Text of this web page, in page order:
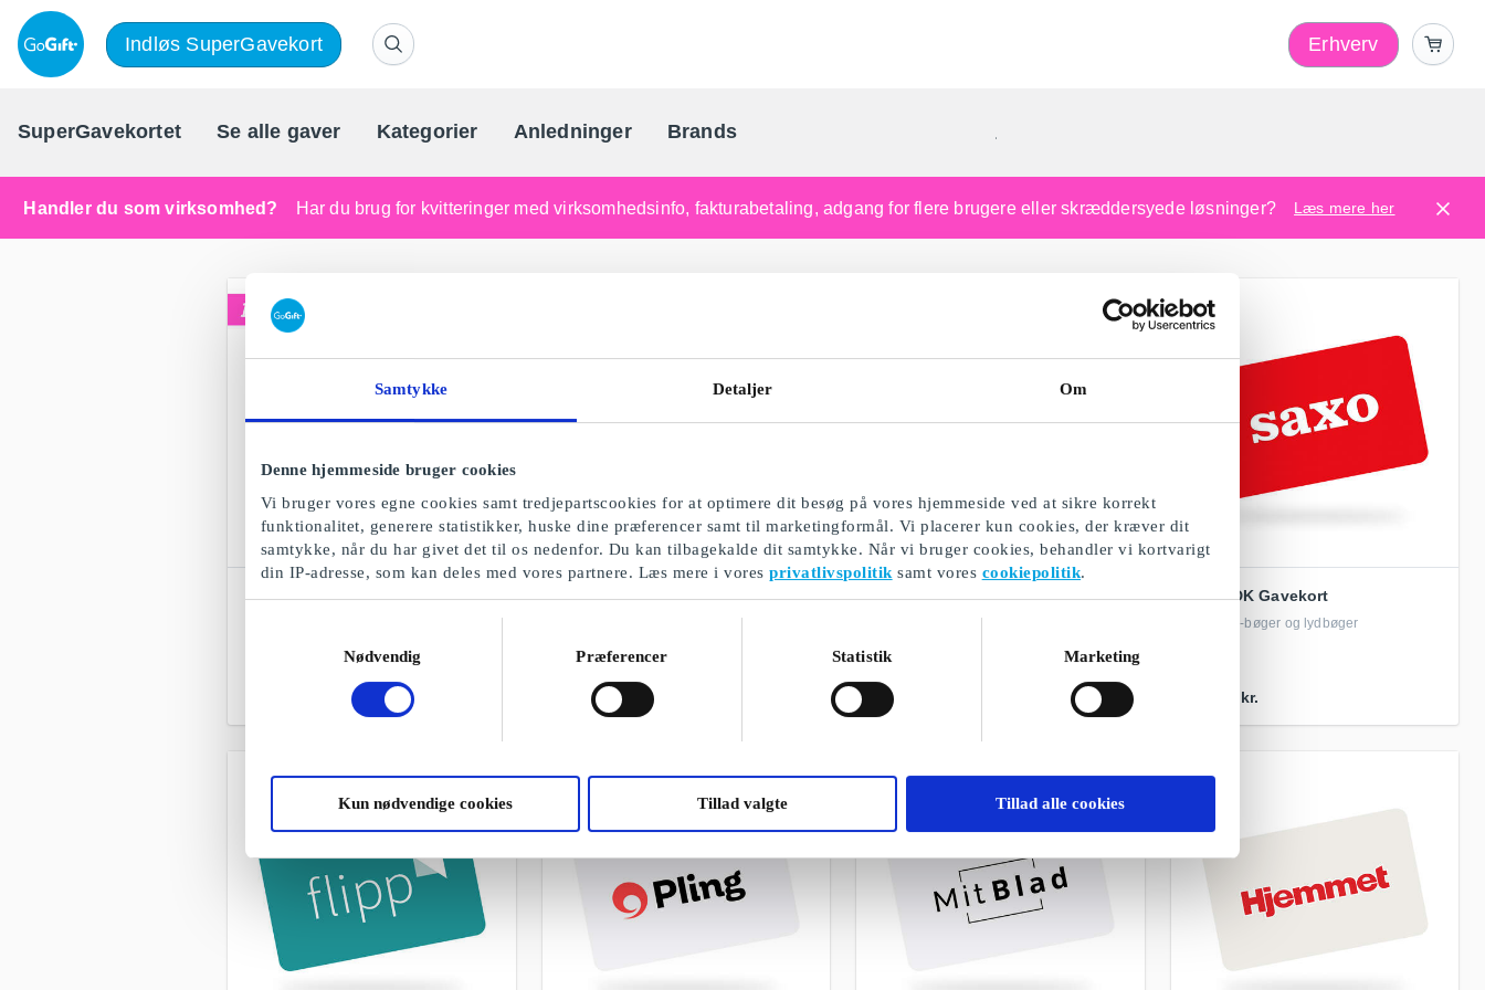
Samtykke Detaljer Om
Denne hjemmeside bruger cookies
Vi bruger vores egne cookies samt tredjepartscookies for at optimere dit besøg på vores hjemmeside ved at sikre korrekt
funktionalitet, generere statistikker, huske dine præferencer samt til marketingformål. Vi placerer kun cookies, der kræver dit
samtykke, når du har givet det til os nedenfor. Du kan tilbagekalde dit samtykke. Når vi bruger cookies, behandler vi kortvarigt
din IP-adresse, som kan deles med vores partnere. Læs mere i voresprivatlivspolitik samt vores cookiepolitik.
Nødvendig
Præferencer Statistik Marketing
Kun nødvendige cookies Tillad valgte Tillad alle cookies
Indløs SuperGavekort Erhverv
SuperGavekortet Se alle gaver Kategorier Anledninger Brands Danmarks gaveportal nr. 1
Handler du som virksomhed? Har du brug for kvitteringer med virksomhedsinfo, fakturabetaling, adgang for flere brugere eller skræddersyede løsninger? Læs mere her
SuperGavekortet
Børneblade & Tegneserier DK
Prinsesser, Lego® Friends og Ninjago®
299 kr.
BoD Publish Plus DK Gavekort
Giv en bogudgivelse som gave
Fra
Saxo DK Gavekort
Bøger, e-bøger og lydbøger
50 kr.